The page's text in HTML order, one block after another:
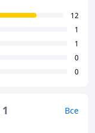
12
1
1
0
0
1 Все